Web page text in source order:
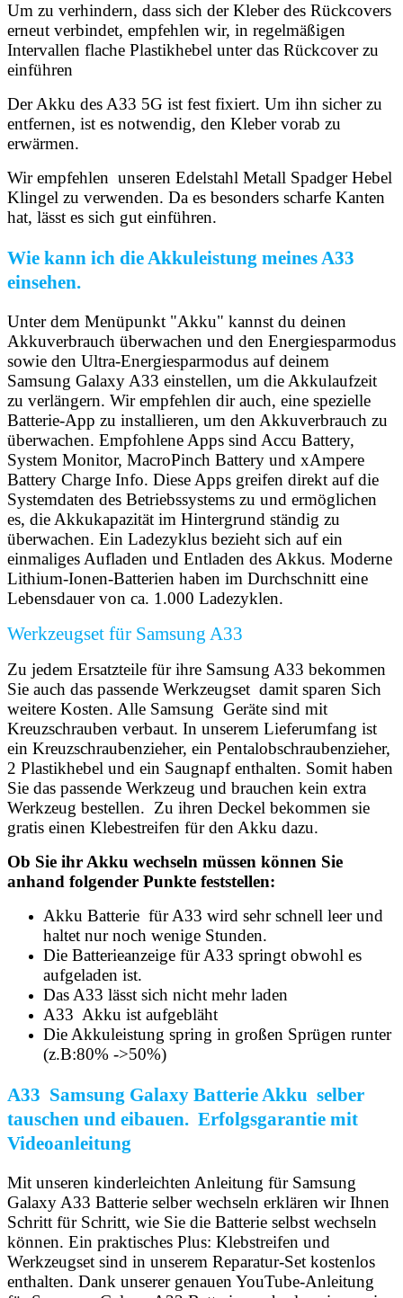
Um zu verhindern, dass sich der Kleber des Rückcovers
erneut verbindet, empfehlen wir, in regelmäßigen
Intervallen flache Plastikhebel unter das Rückcover zu
einführen
Der Akku des A33 5G ist fest fixiert. Um ihn sicher zu
entfernen, ist es notwendig, den Kleber vorab zu
erwärmen.
Wir empfehlen unseren Edelstahl Metall Spadger Hebel
Klingel zu verwenden. Da es besonders scharfe Kanten
hat, lässt es sich gut einführen.
Wie kann ich die Akkuleistung meines A33
einsehen.
Unter dem Menüpunkt "Akku" kannst du deinen
Akkuverbrauch überwachen und den Energiesparmodus
sowie den Ultra-Energiesparmodus auf deinem
Samsung Galaxy A33 einstellen, um die Akkulaufzeit
zu verlängern. Wir empfehlen dir auch, eine spezielle
Batterie-App zu installieren, um den Akkuverbrauch zu
überwachen. Empfohlene Apps sind Accu Battery,
System Monitor, MacroPinch Battery und xAmpere
Battery Charge Info. Diese Apps greifen direkt auf die
Systemdaten des Betriebssystems zu und ermöglichen
es, die Akkukapazität im Hintergrund ständig zu
überwachen. Ein Ladezyklus bezieht sich auf ein
einmaliges Aufladen und Entladen des Akkus. Moderne
Lithium-Ionen-Batterien haben im Durchschnitt eine
Lebensdauer von ca. 1.000 Ladezyklen.
Werkzeugset für Samsung A33
Zu jedem Ersatzteile für ihre Samsung A33 bekommen
Sie auch das passende Werkzeugset damit sparen Sich
weitere Kosten. Alle Samsung Geräte sind mit
Kreuzschrauben verbaut. In unserem Lieferumfang ist
ein Kreuzschraubenzieher, ein Pentalobschraubenzieher,
2 Plastikhebel und ein Saugnapf enthalten. Somit haben
Sie das passende Werkzeug und brauchen kein extra
Werkzeug bestellen. Zu ihren Deckel bekommen sie
gratis einen Klebestreifen für den Akku dazu.
Ob Sie ihr Akku wechseln müssen können Sie
anhand folgender Punkte feststellen:
Akku Batterie für A33 wird sehr schnell leer und
haltet nur noch wenige Stunden.
Die Batterieanzeige für A33 springt obwohl es
aufgeladen ist.
Das A33 lässt sich nicht mehr laden
A33 Akku ist aufgebläht
Die Akkuleistung spring in großen Sprügen runter
(z.B:80% ->50%)
A33 Samsung Galaxy Batterie Akku selber
tauschen und eibauen. Erfolgsgarantie mit
Videoanleitung
Mit unseren kinderleichten Anleitung für Samsung
Galaxy A33 Batterie selber wechseln erklären wir Ihnen
Schritt für Schritt, wie Sie die Batterie selbst wechseln
können. Ein praktisches Plus: Klebstreifen und
Werkzeugset sind in unserem Reparatur-Set kostenlos
enthalten. Dank unserer genauen YouTube-Anleitung